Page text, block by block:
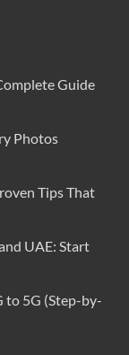
Guide
Photos
Tips That
UAE: Start
to 5G (Step-by-